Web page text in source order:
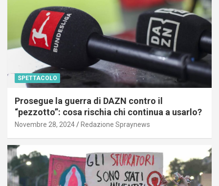
SPETTACOLO
Prosegue la guerra di DAZN contro il
“pezzotto”: cosa rischia chi continua a usarlo?
Novembre 28, 2024 Redazione Spraynews